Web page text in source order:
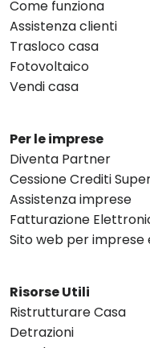
Come funziona
Assistenza clienti
Trasloco casa
Fotovoltaico
Vendi casa
Per le imprese
Diventa Partner
Cessione Crediti
Assistenza imprese
Fatturazione
Sito web per imprese
Risorse Utili
Ristrutturare Casa
Detrazioni